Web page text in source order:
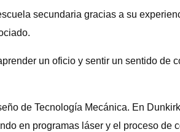
secundaria gracias a su
un oficio y sentir un sentido de
de Tecnología Mecánica. En
en programas láser y el proceso de